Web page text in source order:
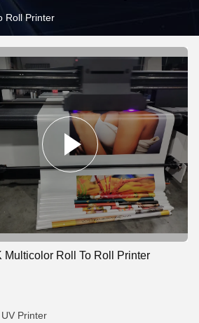
Roll Printer
Multicolor Roll To Roll Printer
Printer